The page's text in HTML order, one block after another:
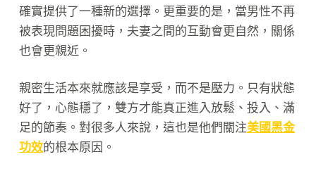
確實提供了一種新的選擇。更重要的是，當男性不再
被表現問題困擾時，夫妻之間的互動會更自然，關係
也會更親近。
親密生活本來就應該是享受，而不是壓力。只有狀態
好了，心態穩了，雙方才能真正進入放鬆、投入、滿
足的節奏。對很多人來說，這也是他們關注美國黑金
功效的根本原因。